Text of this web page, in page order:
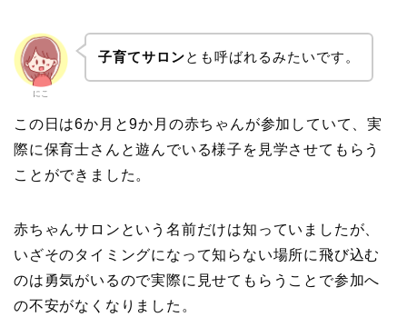
にこ
子育てサロンとも呼ばれるみたいです。
この日は6か月と9か月の赤ちゃんが参加していて、実
際に保育士さんと遊んでいる様子を見学させてもらう
ことができました。
赤ちゃんサロンという名前だけは知っていましたが、
いざそのタイミングになって知らない場所に飛び込む
のは勇気がいるので実際に見せてもらうことで参加へ
の不安がなくなりました。